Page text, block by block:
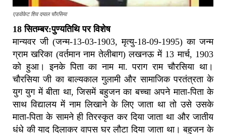
एडवोकेट शिव दयाल चौरसिया
18 सितम्बर:पुण्यतिथि पर विशेष
मान्यवर जी (जन्म-13-03-1903, मृत्यु-18-09-1995) का जन्म
ग्राम खरिका (वर्तमान नाम तेलीबाग) लखनऊ में 13 मार्च, 1903
को हुआ। इनके पिता का नाम मा. पराग राम चौरसिया था।
चौरसिया जी का बाल्यकाल गुलामी और सामाजिक परतंत्रता के
युग युग में बीता था, जिसमें बहुजन का बच्चा अपने माता-पिता के
साथ विद्यालय में नाम लिखाने के लिए जाता था तो उसे उसके
माता-पिता के सामने ही तिरस्कृत कर दिया जाता था और जातीय
धंधे की याद दिलाकर वापस घर लौटा दिया जाता था। बहुजन के